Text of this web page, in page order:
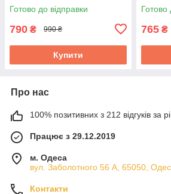
Готово до відправки
790 ₴ 990 ₴
Купити
Готово
765 ₴
Про нас
100% позитивних з 212 відгуків за
Працює з 29.12.2019
м. Одеса
вул. Заболотного 56 А, 65050,
Контакти